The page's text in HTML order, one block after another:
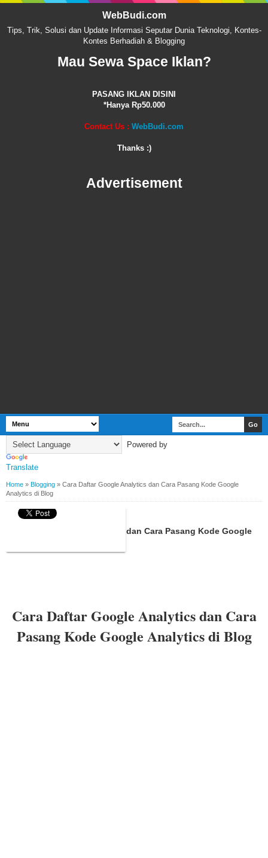
WebBudi.com
Tips, Trik, Solusi dan Update Informasi Seputar Dunia Teknologi, Kontes-
Kontes Berhadiah & Blogging
Mau Sewa Space Iklan?
PASANG IKLAN DISINI
*Hanya Rp50.000
Contact Us : WebBudi.com
Thanks :)
Advertisement
Powered by
Translate
Home » Blogging » Cara Daftar Google Analytics dan Cara Pasang Kode Google
Analytics di Blog
BYWEBBUDI.COM
Cara Daftar Google Analytics dan Cara Pasang Kode Google
Cara Daftar Google Analytics dan Cara
Pasang Kode Google Analytics di Blog